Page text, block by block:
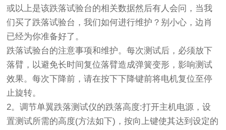
或以上是该跌落试验台的相关数据然后有人会问，当我
们买了跌落试验台，我们如何进行维护？别小心，边肖
已经为你准备好了。
跌落试验台的注意事项和维护。每次测试后，必须放下
落臂，以避免长时间复位落臂造成弹簧变形，影响测试
效果。每次下降前，请在按下下降键前将电机复位至停
止旋转。
2。调节单翼跌落测试仪的跌落高度:打开主机电源，设
置测试所需的高度(方法如下)，按向上键使其达到设定的